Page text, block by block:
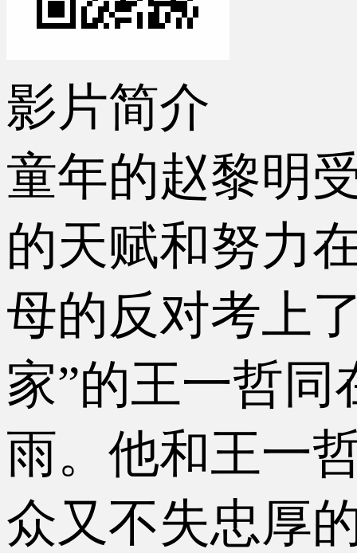
影片简介
童年的赵黎明
的天赋和努力
母的反对考上
家”的王一哲
雨。他和王一
众又不失忠厚